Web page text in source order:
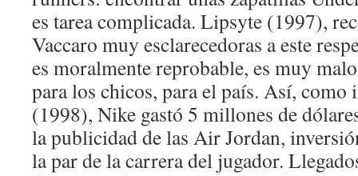
es tarea complicada. Lipsyte (1997),
Vaccaro muy esclarecedoras a este
es moralmente reprobable, es muy
para los chicos, para el país. Así,
(1998), Nike gastó 5 millones de
la publicidad de las Air Jordan,
la par de la carrera del jugador.